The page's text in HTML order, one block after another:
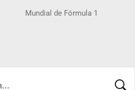
Mundial de Fórmula 1